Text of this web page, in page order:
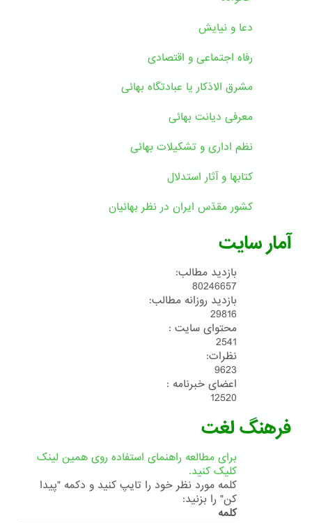
دعا و نیایش
رفاه اجتماعی و اقتصادی
مشرق الاذکار یا عبادتگاه بهائی
معرفی دیانت بهائی
نظم اداری و تشکیلات بهائی
کتابها و آثار استدلال
کشور مقدّس ایران در نظر بهائیان
آمار سایت
بازدید مطالب:
80246657
بازدید روزانه مطالب:
29816
محتوای سایت :
2541
نظرات:
9623
اعضای خبرنامه :
12520
فرهنگ لغت
برای مطالعه راهنمای استفاده روی همین لینک
کلیک کنید.
کلمه مورد نظر خود را تایپ کنید و دکمه "پیدا
کن" را بزنید:
کلمه